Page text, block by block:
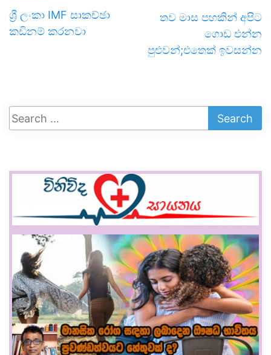
ශ්‍රී ලංකා IMF සාකච්ඡා
කඩිනම් කරනවා
තව මාස පහකින් අපිට
ගොඩ එන්න
පුළුවන්;එතෙක් ඉවසන්න